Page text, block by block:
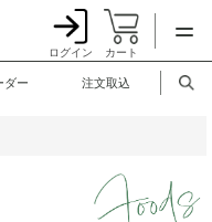
ログイン カート
ダー 注文取込